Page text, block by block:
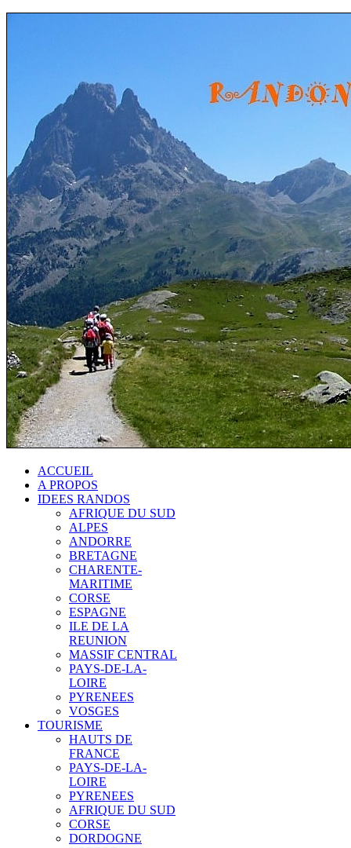
ACCUEIL
A PROPOS
IDEES RANDOS
AFRIQUE DU SUD
ALPES
ANDORRE
BRETAGNE
CHARENTE-
MARITIME
CORSE
ESPAGNE
ILE DE LA
REUNION
MASSIF CENTRAL
PAYS-DE-LA-
LOIRE
PYRENEES
VOSGES
TOURISME
HAUTS DE
FRANCE
PAYS-DE-LA-
LOIRE
PYRENEES
AFRIQUE DU SUD
CORSE
DORDOGNE